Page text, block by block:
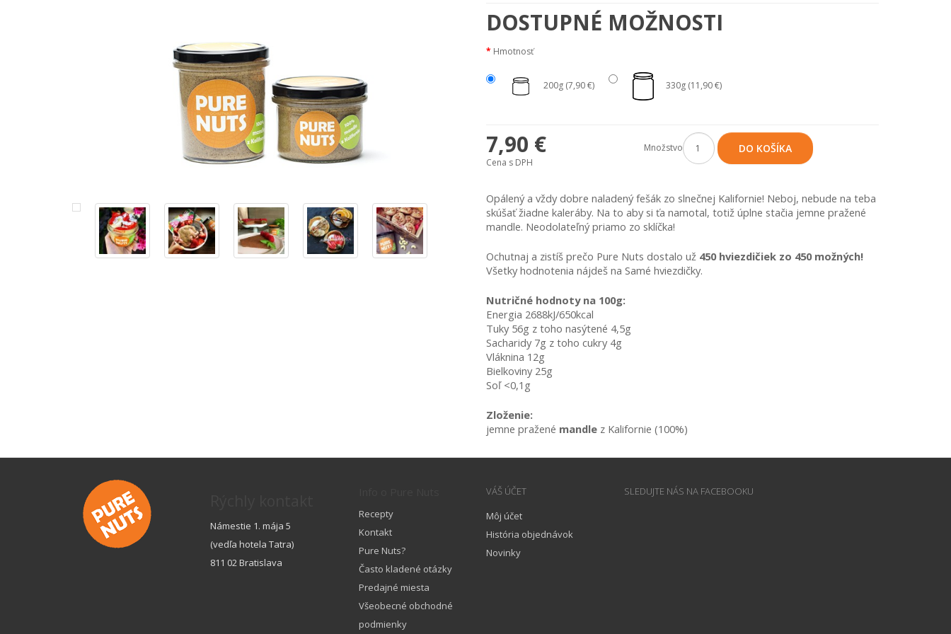
DOSTUPNÉ MOŽNOSTI
Hmotnosť
200g (7,90 €) 330g (11,90 €)
7,90 €
Cena s DPH
Množstvo DO KOŠÍKA
Opálený a vždy dobre naladený fešák zo slnečnej Kalifornie! Neboj, nebude na teba
skúšať žiadne kaleráby. Na to aby si ťa namotal, totiž úplne stačia jemne pražené
mandle. Neodolateľný priamo zo sklíčka!
Ochutnaj a zistíš prečo Pure Nuts dostalo už 450 hviezdičiek zo 450 možných!
Všetky hodnotenia nájdeš na Samé hviezdičky.
Nutričné hodnoty na 100g:
Energia 2688kJ/650kcal
Tuky 56g z toho nasýtené 4,5g
Sacharidy 7g z toho cukry 4g
Vláknina 12g
Bielkoviny 25g
Soľ <0,1g
Zloženie:
jemne pražené mandle z Kalifornie (100%)
Námestie 1. mája 5
(vedľa hotela Tatra)
811 02 Bratislava
Recepty
Kontakt
Pure Nuts?
Často kladené otázky
Predajné miesta
Všeobecné obchodné
podmienky
VÁŠ ÚČET
Môj účet
História objednávok
Novinky
SLEDUJTE NÁS NA FACEBOOKU